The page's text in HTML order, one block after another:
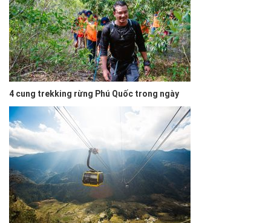
4 cung trekking rừng Phú Quốc trong ngày